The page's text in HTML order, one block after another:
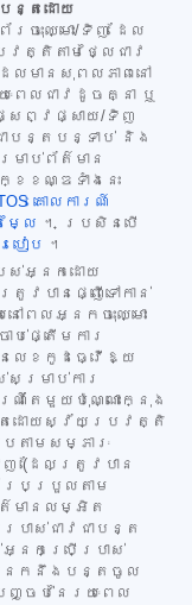
បន្តដោយ
ះឈ្មោះ/ទិញ ដែល
តិតាមថ្លៃជាវ
ែលមានសុពលភាពនៅ
េលជាវដូចគ្នា ឬ
សព្វផ្សាយ/ទិញ
ាបន្តបន្ទាប់ និង
ាប់ព័ត៌មាន
ខណ្ឌទាំងនេះ
គោលការណ៍
លៃ ។ ប្រសិនបើ
បៀប ។
ស់អ្នកដោយ
បានផ្ញើទៅកាន់
ពេលអ្នកចុះឈ្មោះ
ប់ផ្តើមការ
េខកូដធ្វើឱ្យ
ម្រាប់ការ
តែមួយប៉ុណ្ណោះក្នុង
ដោយស្វ័យប្រវត្តិ
ាមសម្ភារៈ
(ដែលត្រូវបាន
ប្រែប្រួលតាម
មានលម្អិត
ាស់ជាវជាបន្ត
នកប្រើប្រាស់
អ្នកនឹងបន្តចូល
ប់នៃរយៈពេល